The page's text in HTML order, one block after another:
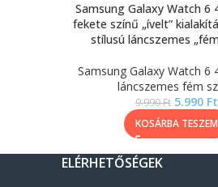
Samsung Galaxy Watch 6
fekete színű „ívelt”
stílusú láncszemes
Samsung Galaxy Watch 6
láncszemes fém
9.990Ft 5.990 Ft
KOSÁRBA TESZEM
ELÉRHETŐSÉGEK